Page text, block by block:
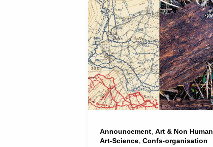
Announcement, Art & Non Human
Art-Science, Confs-organisation